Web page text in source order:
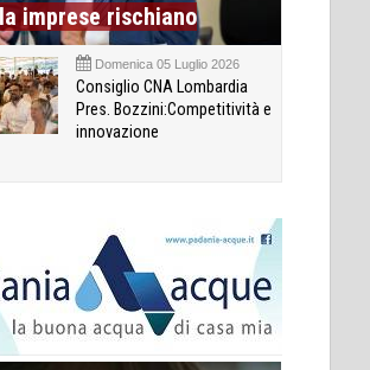
imprese rischiano
Domenica 05 Luglio 2026
Consiglio CNA Lombardia
Pres. Bozzini:Competitività e
innovazione